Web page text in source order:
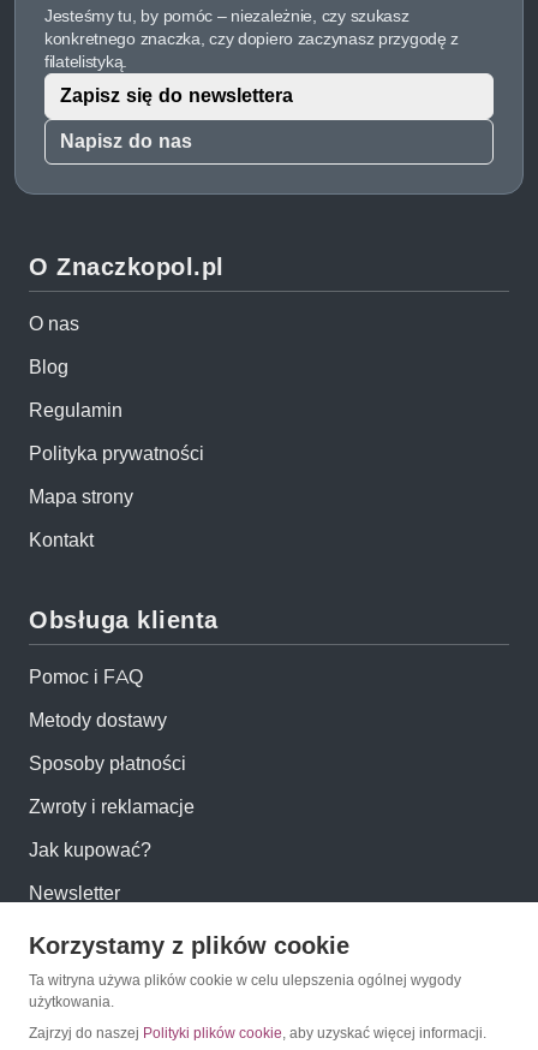
Jesteśmy tu, by pomóc – niezależnie, czy szukasz
konkretnego znaczka, czy dopiero zaczynasz przygodę z
filatelistyką.
Napisz do nas
Zapisz się do newslettera
O Znaczkopol.pl
O nas
Blog
Regulamin
Polityka prywatności
Mapa strony
Kontakt
Obsługa klienta
Pomoc i FAQ
Metody dostawy
Sposoby płatności
Zwroty i reklamacje
Jak kupować?
Newsletter
Konto
Moje konto
Korzystamy z plików cookie
Ta witryna używa plików cookie w celu ulepszenia ogólnej wygody
użytkowania.
Zajrzyj do naszej Polityki plików cookie, aby uzyskać więcej informacji.